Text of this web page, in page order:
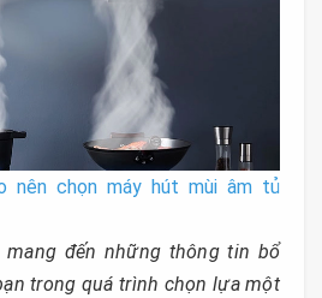
nên chọn máy hút mùi âm tủ
mang đến những thông tin bổ
trong quá trình chọn lựa một